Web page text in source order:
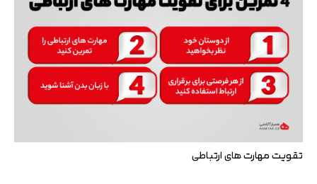
تقویت مهارت های ارتباطی